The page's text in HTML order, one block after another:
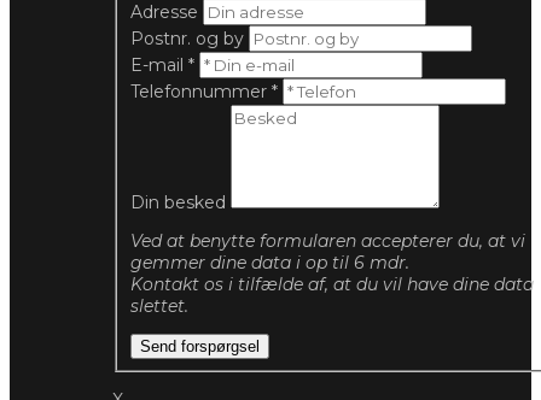
Adresse
Postnr. og by
E-mail *
Telefonnummer *
Din besked
Ved at benytte formularen accepterer du, at vi
gemmer dine data i op til 6 mdr.
Kontakt os i tilfælde af, at du vil have dine data
slettet.
Send forspørgsel